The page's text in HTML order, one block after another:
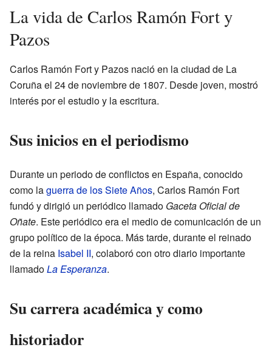
La vida de Carlos Ramón Fort y
Pazos
Carlos Ramón Fort y Pazos nació en la ciudad de La
Coruña el 24 de noviembre de 1807. Desde joven, mostró
interés por el estudio y la escritura.
Sus inicios en el periodismo
Durante un periodo de conflictos en España, conocido
como laguerra de los Siete Años, Carlos Ramón Fort
fundó y dirigió un periódico llamado Gaceta Oficial de
Oñate. Este periódico era el medio de comunicación de un
grupo político de la época. Más tarde, durante el reinado
de la reina Isabel II, colaboró con otro diario importante
llamadoLa Esperanza.
Su carrera académica y como
historiador